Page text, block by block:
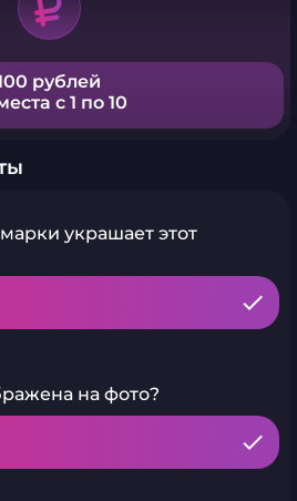
рублей
с 1 по 10
украшает этот
на фото?